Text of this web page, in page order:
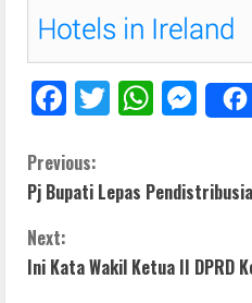
F
e
b
o
T
er
W
s
p
M
e
e
g
C
o
n
Previous:
Pj Bupati Lepas
Next:
Ini Kata Wakil Ketua II DPRD